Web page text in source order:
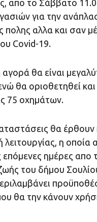
απο το Σάββατο
για την
πολης αλλα και σαν
Covid-19.
αγορά θα είναι
θα οριοθετηθεί
75 οχημάτων.
θα έρθουν
λειτουργίας, η οποία
επόμενες ημέρες απο
του δήμου
θα την κάνουν